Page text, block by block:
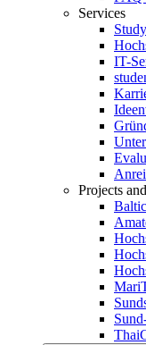
Services
IT-
Projects